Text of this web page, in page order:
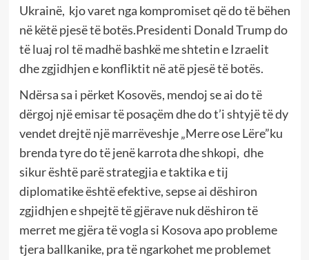
Ukrainë, kjo varet nga kompromiset që do të bëhen
në këtë pjesë të botës.Presidenti Donald Trump do
të luaj rol të madhë bashkë me shtetin e Izraelit
dhe zgjidhjen e konfliktit në atë pjesë të botës.
Ndërsa sa i përket Kosovës, mendoj se ai do të
dërgoj një emisar të posaçëm dhe do t’i shtyjë të dy
vendet drejtë një marrëveshje „Merre ose Lëre”ku
brenda tyre do të jenë karrota dhe shkopi, dhe
sikur është parë strategjia e taktika e tij
diplomatike është efektive, sepse ai dëshiron
zgjidhjen e shpejtë të gjërave nuk dëshiron të
merret me gjëra të vogla si Kosova apo probleme
tjera ballkanike, pra të ngarkohet me problemet